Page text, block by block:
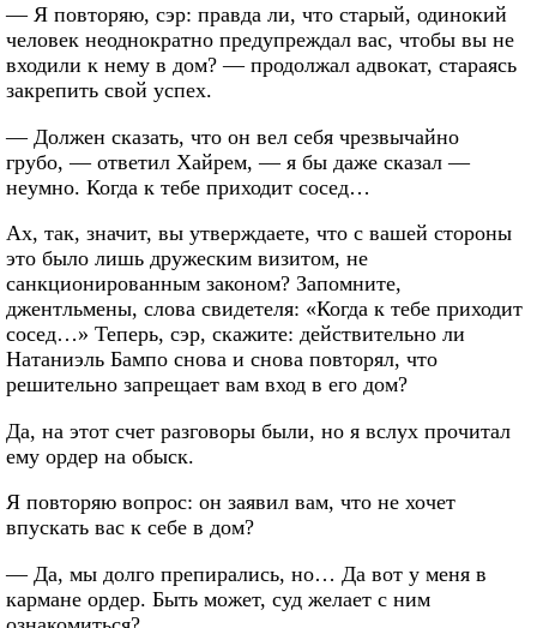
— Я повторяю, сэр: правда ли, что старый, одинокий
человек неоднократно предупреждал вас, чтобы вы не
входили к нему в дом? — продолжал адвокат, стараясь
закрепить свой успех.
— Должен сказать, что он вел себя чрезвычайно
грубо, — ответил Хайрем, — я бы даже сказал —
неумно. Когда к тебе приходит сосед…
Ах, так, значит, вы утверждаете, что с вашей стороны
это было лишь дружеским визитом, не
санкционированным законом? Запомните,
джентльмены, слова свидетеля: «Когда к тебе приходит
сосед…» Теперь, сэр, скажите: действительно ли
Натаниэль Бампо снова и снова повторял, что
решительно запрещает вам вход в его дом?
Да, на этот счет разговоры были, но я вслух прочитал
ему ордер на обыск.
Я повторяю вопрос: он заявил вам, что не хочет
впускать вас к себе в дом?
— Да, мы долго препирались, но… Да вот у меня в
кармане ордер. Быть может, суд желает с ним